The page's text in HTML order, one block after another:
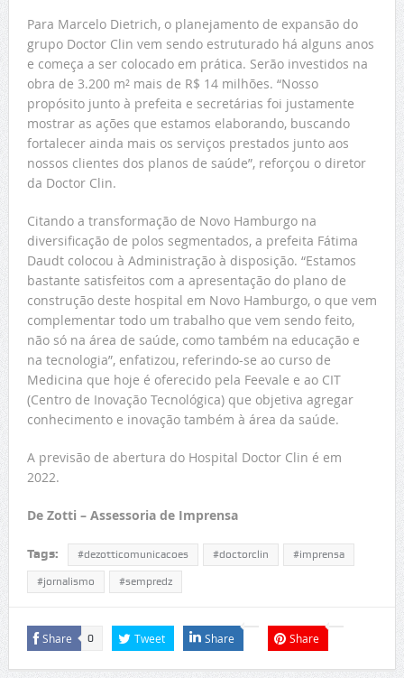
Para Marcelo Dietrich, o planejamento de expansão do
grupo Doctor Clin vem sendo estruturado há alguns anos
e começa a ser colocado em prática. Serão investidos na
obra de 3.200 m² mais de R$ 14 milhões. “Nosso
propósito junto à prefeita e secretárias foi justamente
mostrar as ações que estamos elaborando, buscando
fortalecer ainda mais os serviços prestados junto aos
nossos clientes dos planos de saúde”, reforçou o diretor
da Doctor Clin.
Citando a transformação de Novo Hamburgo na
diversificação de polos segmentados, a prefeita Fátima
Daudt colocou à Administração à disposição. “Estamos
bastante satisfeitos com a apresentação do plano de
construção deste hospital em Novo Hamburgo, o que vem
complementar todo um trabalho que vem sendo feito,
não só na área de saúde, como também na educação e
na tecnologia”, enfatizou, referindo-se ao curso de
Medicina que hoje é oferecido pela Feevale e ao CIT
(Centro de Inovação Tecnológica) que objetiva agregar
conhecimento e inovação também à área da saúde.
A previsão de abertura do Hospital Doctor Clin é em
2022.
De Zotti – Assessoria de Imprensa
Tags: #dezotticomunicacoes #doctorclin #imprensa
#jornalismo #sempredz
Share 0 Tweet Share Share